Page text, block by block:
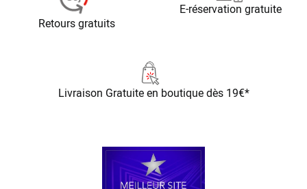
Retours gratuits
E-réservation gratuite
Livraison Gratuiteen boutique dès 19€*